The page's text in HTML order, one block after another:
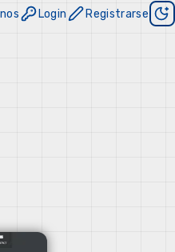
Login Registrarse